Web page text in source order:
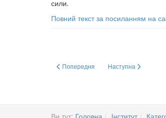
сили.
Повний текст за посиланням на
Попередня стаття: До 100- річчя
Попередня Наступна
Наступна
Ви тут: Головна Інститут